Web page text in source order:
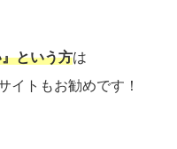
という方は
イトもお勧めです！